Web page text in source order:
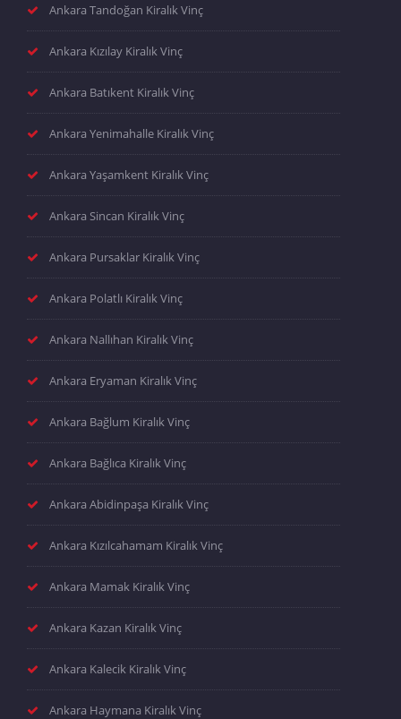
Ankara Tandoğan Kiralık Vinç
Ankara Kızılay Kiralık Vinç
Ankara Batıkent Kiralık Vinç
Ankara Yenimahalle Kiralık Vinç
Ankara Yaşamkent Kiralık Vinç
Ankara Sincan Kiralık Vinç
Ankara Pursaklar Kiralık Vinç
Ankara Polatlı Kiralık Vinç
Ankara Nallıhan Kiralık Vinç
Ankara Eryaman Kiralık Vinç
Ankara Bağlum Kiralık Vinç
Ankara Bağlıca Kiralık Vinç
Ankara Abidinpaşa Kiralık Vinç
Ankara Kızılcahamam Kiralık Vinç
Ankara Mamak Kiralık Vinç
Ankara Kazan Kiralık Vinç
Ankara Kalecik Kiralık Vinç
Ankara Haymana Kiralık Vinç